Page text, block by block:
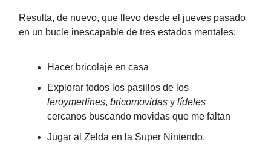
Resulta, de nuevo, que llevo desde el jueves pasado
en un bucle inescapable de tres estados mentales:
Hacer bricolaje en casa
Explorar todos los pasillos de los
leroymerlines, bricomovidas y lídeles
cercanos buscando movidas que me faltan
Jugar al Zelda en la Super Nintendo.